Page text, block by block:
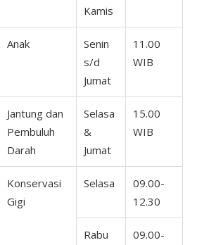
Kamis
Anak
Senin
s/d
Jumat
11.00
WIB
Jantung dan
Pembuluh
Darah
Selasa
&
Jumat
15.00
WIB
Konservasi
Gigi
Selasa
09.00-
12.30
Rabu
09.00-